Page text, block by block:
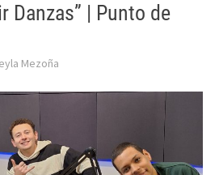
Danzas” | Punto de
Mezoña